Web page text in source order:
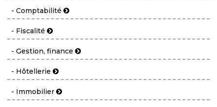
- Comptabilité
- Fiscalité
- Gestion, finance
- Hôtellerie
- Immobilier